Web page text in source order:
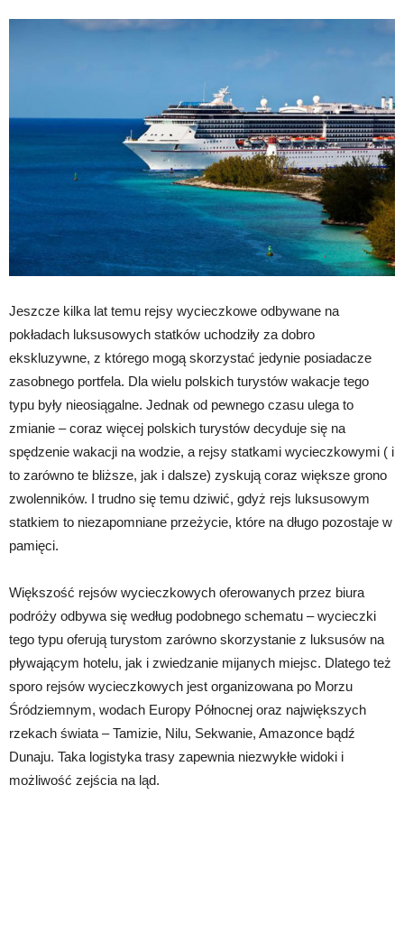
Jeszcze kilka lat temu rejsy wycieczkowe odbywane na
pokładach luksusowych statków uchodziły za dobro
ekskluzywne, z którego mogą skorzystać jedynie posiadacze
zasobnego portfela. Dla wielu polskich turystów wakacje tego
typu były nieosiągalne. Jednak od pewnego czasu ulega to
zmianie – coraz więcej polskich turystów decyduje się na
spędzenie wakacji na wodzie, a rejsy statkami wycieczkowymi ( i
to zarówno te bliższe, jak i dalsze) zyskują coraz większe grono
zwolenników. I trudno się temu dziwić, gdyż rejs luksusowym
statkiem to niezapomniane przeżycie, które na długo pozostaje w
pamięci.
Większość rejsów wycieczkowych oferowanych przez biura
podróży odbywa się według podobnego schematu – wycieczki
tego typu oferują turystom zarówno skorzystanie z luksusów na
pływającym hotelu, jak i zwiedzanie mijanych miejsc. Dlatego też
sporo rejsów wycieczkowych jest organizowana po Morzu
Śródziemnym, wodach Europy Północnej oraz największych
rzekach świata – Tamizie, Nilu, Sekwanie, Amazonce bądź
Dunaju. Taka logistyka trasy zapewnia niezwykłe widoki i
możliwość zejścia na ląd.